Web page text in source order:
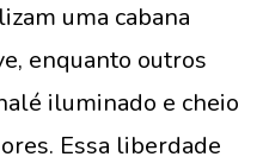
uma cabana
enquanto outros
iluminado e cheio
Essa liberdade